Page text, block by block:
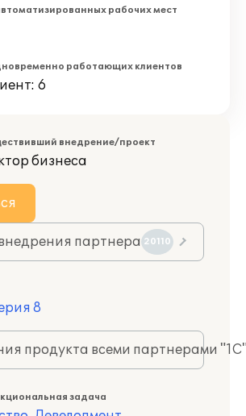
рабочих мест
работающих клиентов
6
внедрение/проект
бизнеса
партнера 20110
8
продукта всеми партнерами
задача